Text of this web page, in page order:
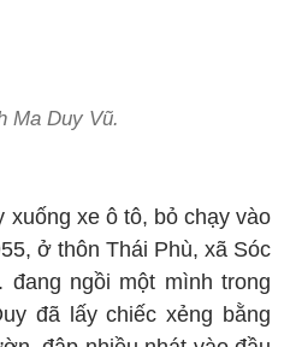
Ma Duy Vũ.
xuống xe ô tô, bỏ chạy vào
ở thôn Thái Phù, xã Sóc
đang ngồi một mình trong
đã lấy chiếc xẻng bằng